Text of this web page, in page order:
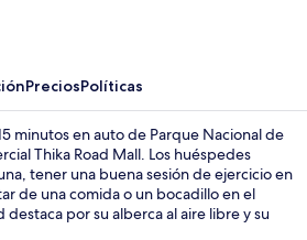
PreciosPolíticas
minutos en auto de Parque Nacional de
Thika Road Mall. Los huéspedes
tener una buena sesión de ejercicio en
de una comida o un bocadillo en el
por su alberca al aire libre y su